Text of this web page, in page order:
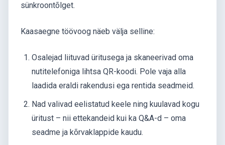
sünkroontõlget.
Kaasaegne töövoog näeb välja selline:
Osalejad liituvad üritusega ja skaneerivad oma
nutitelefoniga lihtsa QR-koodi. Pole vaja alla
laadida eraldi rakendusi ega rentida seadmeid.
Nad valivad eelistatud keele ning kuulavad kogu
üritust – nii ettekandeid kui ka Q&A-d – oma
seadme ja kõrvaklappide kaudu.